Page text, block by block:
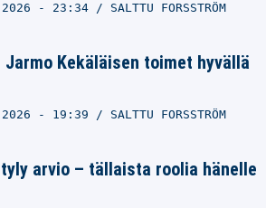
- 23:34 SALTTU FORSSTRÖM
Kekäläisen toimet hyvällä
- 19:39 SALTTU FORSSTRÖM
arvio – tällaista roolia hänelle